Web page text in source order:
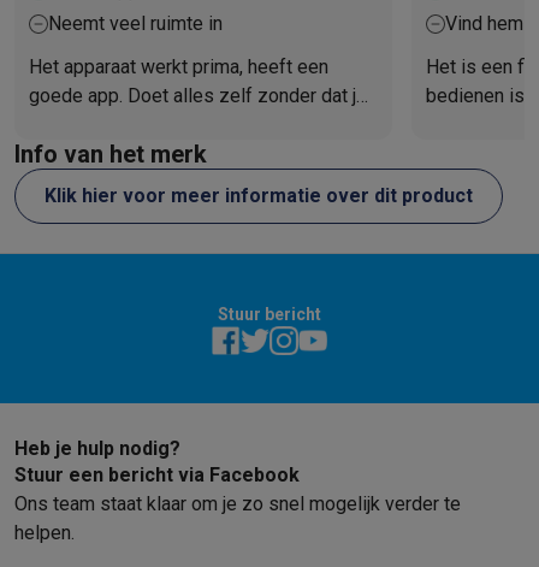
Neemt veel ruimte in
Het apparaat werkt prima, heeft een
goede app. Doet alles zelf zonder dat je
Vind hem
Het is een
bedienen is
Info van het merk
Klik hier voor meer informatie over dit product
Stuur bericht
Heb je hulp nodig?
Stuur een bericht via Facebook
Ons team staat klaar om je zo snel mogelijk verder te
helpen.